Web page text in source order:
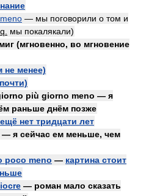
— мы поговорили о том и
мы покалякали)
(мгновенно, во мгновение
не менее)
più giorno meno — я
раньше днём позже
нет тридцати лет
— я сейчас ем меньше, чем
poco meno — картина стоит
— роман мало сказать